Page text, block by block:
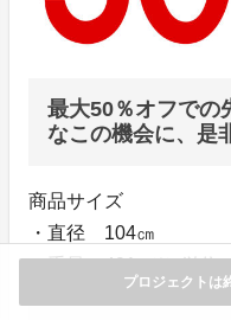
プロジェクトは
最大50％オフでの
なこの機会に、是
商品サイズ
・直径 104㎝
・重量 491g ※g単位